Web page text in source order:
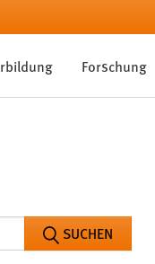
Forschung
SUCHEN